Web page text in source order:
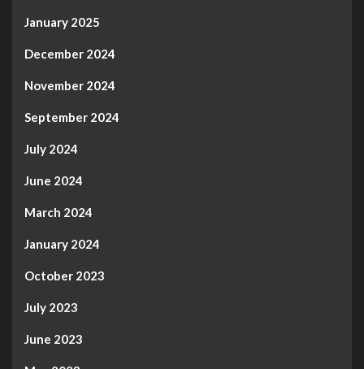
January 2025
December 2024
November 2024
September 2024
July 2024
June 2024
March 2024
January 2024
October 2023
July 2023
June 2023